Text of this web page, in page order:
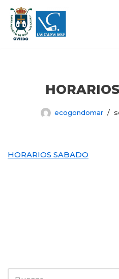
Saltar
al
ecogondomar
HORARIOS SABADO